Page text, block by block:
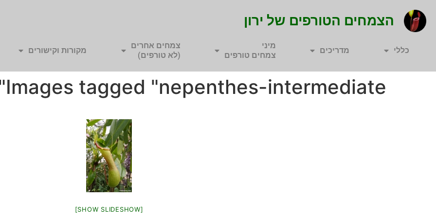
הצמחים הטורפים של ירון
כללי מדריכים
מיני
צמחים טורפים
צמחים אחרים
(לא טורפים)
מקורות וקישורים
Images tagged "nepenthes-intermediate"
[SHOW SLIDESHOW]